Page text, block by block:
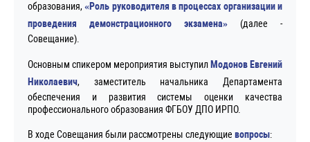
образования,«Роль руководителя в процессах организации и
проведения демонстрационного экзамена» (далее -
Совещание).
Основным спикером мероприятия выступил Модонов Евгений
Николаевич, заместитель начальника Департамента
обеспечения и развития системы оценки качества
профессионального образования ФГБОУ ДПО ИРПО.
В ходе Совещания были рассмотрены следующие вопросы: